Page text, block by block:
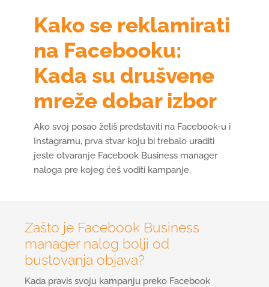
Kako se reklamirati
na Facebooku:
Kada su drušvene
mreže dobar izbor
Ako svoj posao želiš predstaviti na Facebook-u i
Instagramu, prva stvar koju bi trebalo uraditi
jeste otvaranje Facebook Business manager
naloga pre kojeg ćeš voditi kampanje.
Zašto je Facebook Business
manager nalog bolji od
bustovanja objava?
Kada pravis svoju kampanju preko Facebook